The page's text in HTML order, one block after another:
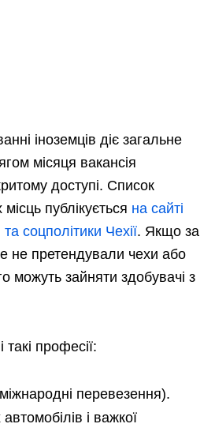
іноземців діє загальне
місяця вакансія
доступі. Список
публікується на сайті
соцполітики Чехії. Якщо за
не претендували чехи або
можуть зайняти здобувачі з
такі професії:
перевезення).
і важкої